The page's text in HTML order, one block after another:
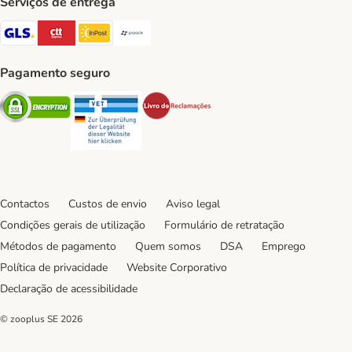
GLS Shipping Method
CTTExpress Shipping Method
InPost Shipping Method
Pagamento seguro
Security Security
Contactos Custos de envio
Aviso legal
Condições gerais de utilização
Formulário de retratação
Métodos de pagamento
Quem somos DSA
Emprego
Política de privacidade
Website Corporativo
Declaração de acessibilidade
© zooplus SE 2026